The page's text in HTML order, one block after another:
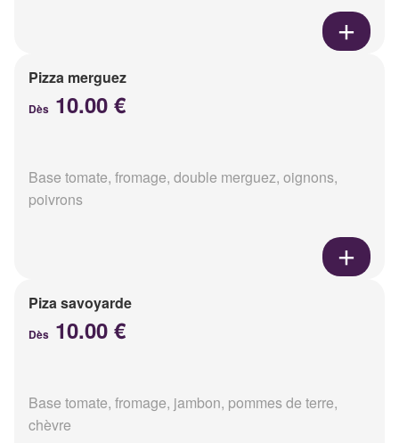
Pizza merguez
Dès 10.00 €
Base tomate, fromage, double merguez, oignons,
poivrons
Piza savoyarde
Dès 10.00 €
Base tomate, fromage, jambon, pommes de terre,
chèvre